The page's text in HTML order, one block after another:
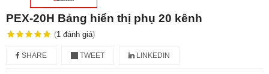
PEX-20H Bảng hiển thị phụ 20 kênh
(1 đánh giá)
SHARE TWEET LINKEDIN